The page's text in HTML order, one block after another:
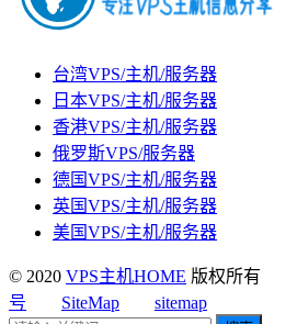
台湾VPS/主机/服务器
日本VPS/主机/服务器
香港VPS/主机/服务器
俄罗斯VPS/服务器
德国VPS/主机/服务器
英国VPS/主机/服务器
美国VPS/主机/服务器
© 2020 VPS主机HOME 版权所有
号
SiteMap sitemap